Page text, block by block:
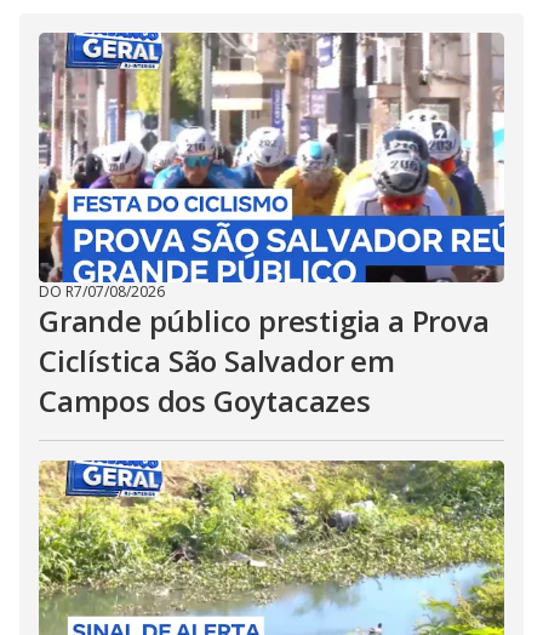
DO R7/07/08/2026
Grande público prestigia a Prova
Ciclística São Salvador em
Campos dos Goytacazes